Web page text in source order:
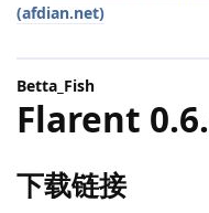
(afdian.net)
Betta_Fish
Flarent
下载链接